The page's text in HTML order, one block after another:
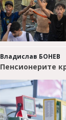
Владислав БОНЕВ
Пенсионерите